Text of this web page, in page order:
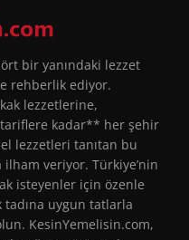
bir yanındaki lezzet
rehberlik ediyor.
lezzetlerine,
kadar** her şehir
lezzetleri tanıtan bu
veriyor. Türkiye’nin
isteyenler için özenle
tadına uygun tatlarla
KesinYemelisin.com,